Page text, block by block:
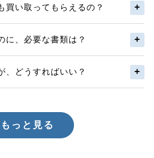
買い取ってもらえるの？
に、必要な書類は？
、どうすればいい？
もっと見る